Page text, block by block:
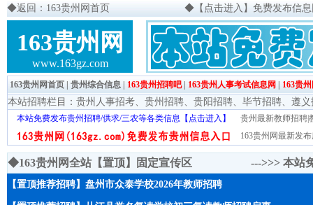
◆返回：163贵州网首页 ◆ 【点击进入】免费发布信
163贵州网
www.163gz.com
163贵州网首页 贵州综合信息 163贵州招聘吧| 163贵州人事考试信息网 163贵
本站招聘栏目： 贵州人事招考、 贵州招聘、 贵阳招聘、 毕节招聘、 遵义
本站免费发布贵州招聘/供求/三农等各类信息【点击进入】
贵州最新教师招聘|
163贵州网最新发
◆163贵州网全站【置顶】固定宣传区 --->>> 本站
【置顶推荐招聘】盘州市众泰学校2026年教师招聘